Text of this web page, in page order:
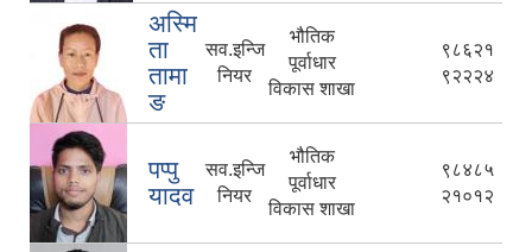
अस्मि
ता
तामा
ङ
सव.इन्जि
नियर
भौतिक
पूर्वाधार
विकास शाखा
९८६२१
९२२२४
पप्पु
यादव
सव.इन्जि
नियर
भौतिक
पूर्वाधार
विकास शाखा
९८४८५
२१०१२